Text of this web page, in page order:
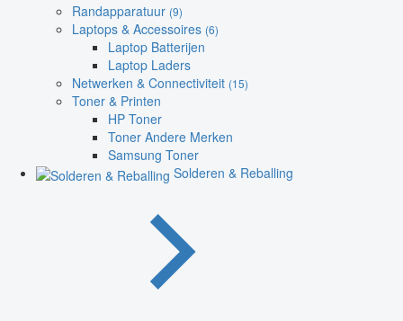
Randapparatuur (9)
Laptops & Accessoires (6)
Laptop Batterijen
Laptop Laders
Netwerken & Connectiviteit (15)
Toner & Printen
HP Toner
Toner Andere Merken
Samsung Toner
Solderen & Reballing